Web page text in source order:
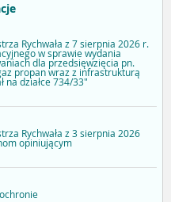
Rychwała z 7 sierpnia 2026 r.
w sprawie wydania
dla przedsięwzięcia pn.
propan wraz z infrastrukturą
na działce 734/33"
Rychwała z 3 sierpnia 2026
opiniującym